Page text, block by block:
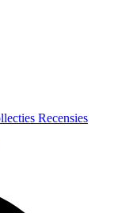
Recensies